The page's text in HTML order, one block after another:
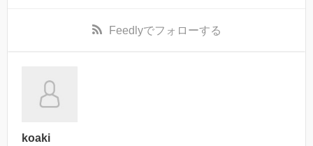
Feedlyでフォローする
koaki